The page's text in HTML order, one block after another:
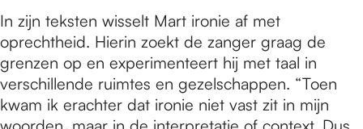
In zijn teksten wisselt Mart ironie af met
oprechtheid. Hierin zoekt de zanger graag de
grenzen op en experimenteert hij met taal in
verschillende ruimtes en gezelschappen. “Toen
kwam ik erachter dat ironie niet vast zit in mijn